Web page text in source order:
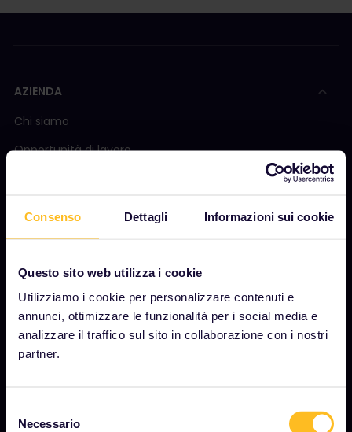
Consenso Dettagli Informazioni sui cookie
Questo sito web utilizza i cookie
Utilizziamo i cookie per personalizzare contenuti e
annunci, ottimizzare le funzionalità per i social media e
analizzare il traffico sul sito in collaborazione con i nostri
partner.
delNecessario
AZIENDA
Chi siamo
Opportunità di lavoro
Contenuti sponsorizzati
INIZIA
Cos'è Interrail?
Rivista